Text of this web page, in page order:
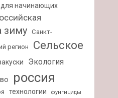
для начинающих
зиму
Санкт-
регион
Сельское
Экология
россия
технологии фунгициды